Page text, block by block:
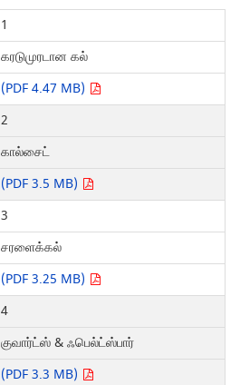
1
கரடுமுரடான கல்
(PDF 4.47 MB)
2
கால்சைட்
(PDF 3.5 MB)
3
சரளைக்கல்
(PDF 3.25 MB)
4
குவார்ட்ஸ் & ஃபெல்ட்ஸ்பார்
(PDF 3.3 MB)